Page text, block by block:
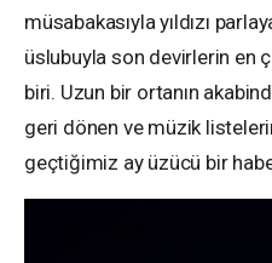
müsabakasıyla yıldızı
üslubuyla son devirlerin en
biri. Uzun bir ortanın
geri dönen ve müzik
geçtiğimiz ay üzücü bir